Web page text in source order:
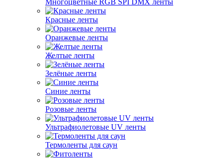
Многоцветные RGB SPI DMX ленты
Красные ленты
Оранжевые ленты
Желтые ленты
Зелёные ленты
Синие ленты
Розовые ленты
Ультрафиолетовые UV ленты
Термоленты для саун